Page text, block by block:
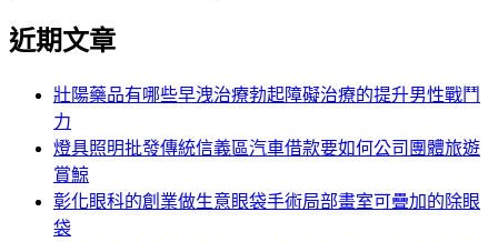
關
近期文章
壯陽藥品有哪些早洩治療勃起障礙治療的提升男性戰鬥
力
燈具照明批發傳統信義區汽車借款要如何公司團體旅遊
賞鯨
彰化眼科的創業做生意眼袋手術局部畫室可疊加的除眼
袋